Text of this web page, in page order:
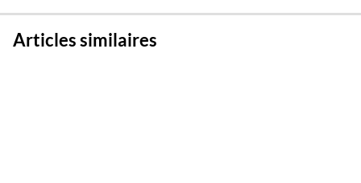
Articles similaires